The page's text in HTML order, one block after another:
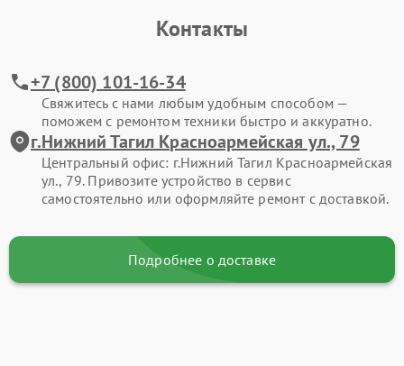
Контакты
+7 (800) 101-16-34
Свяжитесь с нами любым удобным способом —
поможем с ремонтом техники быстро и аккуратно.
г.Нижний Тагил Красноармейская ул., 79
Центральный офис: г.Нижний Тагил Красноармейская
ул., 79. Привозите устройство в сервис
самостоятельно или оформляйте ремонт с доставкой.
Подробнее о доставке